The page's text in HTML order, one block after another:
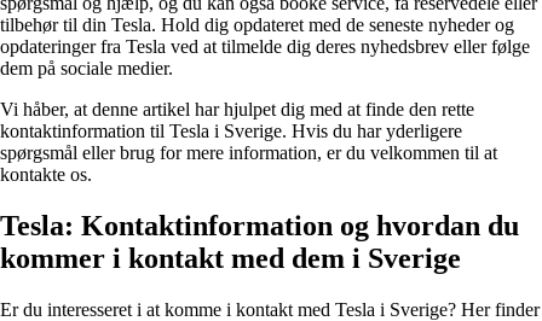
tilbehør til din Tesla. Hold dig opdateret med de seneste nyheder og
opdateringer fra Tesla ved at tilmelde dig deres nyhedsbrev eller følge
dem på sociale medier.
Vi håber, at denne artikel har hjulpet dig med at finde den rette
kontaktinformation til Tesla i Sverige. Hvis du har yderligere
spørgsmål eller brug for mere information, er du velkommen til at
kontakte os.
Tesla: Kontaktinformation og hvordan du
kommer i kontakt med dem i Sverige
Er du interesseret i at komme i kontakt med Tesla i Sverige? Her finder